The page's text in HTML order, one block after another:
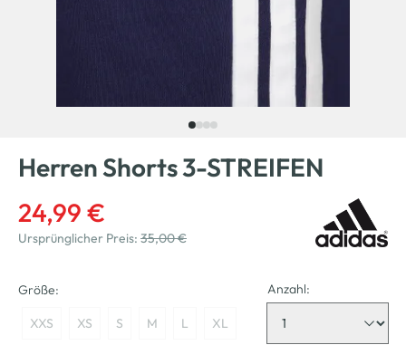
Herren Shorts 3-STREIFEN
24,99 €
Ursprünglicher Preis: 35,00 €
Größe:
XXS XS S M L XL
Anzahl: